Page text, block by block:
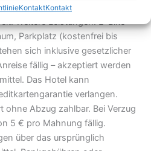
KontaktKontakt
(mit eigenem Bad oder
Weitere Leistungen: E-Bike-
Parkplatz (kostenfrei bis
sich inklusive gesetzlicher
fällig – akzeptiert werden
Das Hotel kann
verlangen.
ohne Abzug zahlbar. Bei Verzug
5 € pro Mahnung fällig.
über das ursprünglich